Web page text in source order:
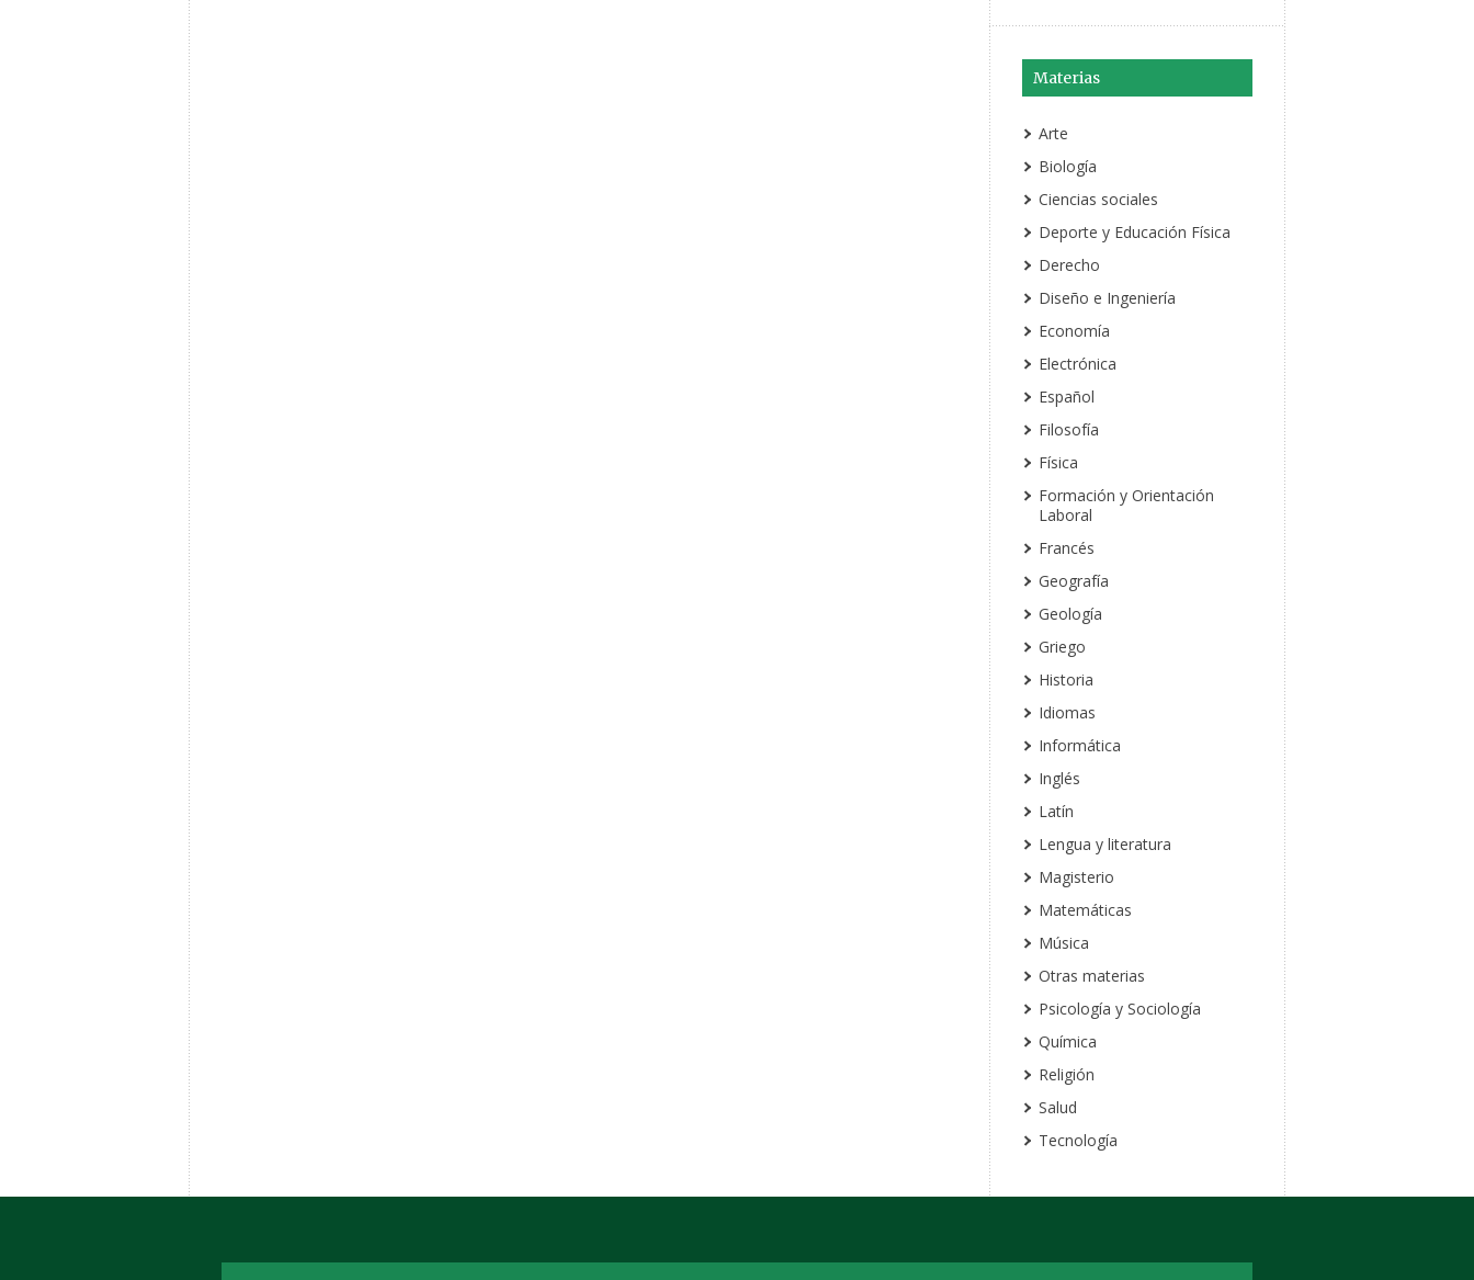
Materias
Arte
Biología
Ciencias sociales
Deporte y Educación Física
Derecho
Diseño e Ingeniería
Economía
Electrónica
Español
Filosofía
Física
Formación y Orientación
Laboral
Francés
Geografía
Geología
Griego
Historia
Idiomas
Informática
Inglés
Latín
Lengua y literatura
Magisterio
Matemáticas
Música
Otras materias
Psicología y Sociología
Química
Religión
Salud
Tecnología